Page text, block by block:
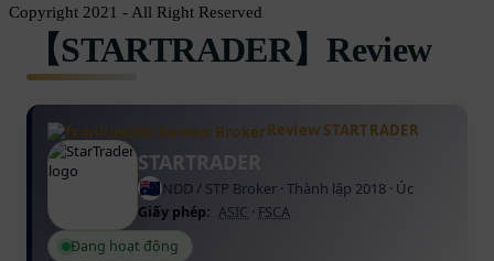
Copyright 2021 - All Right Reserved
【STARTRADER】Review
Review STARTRADER
STARTRADER
NDD / STP Broker · Thành lập 2018 · Úc
Giấy phép: ASIC · FSCA
Đang hoạt động